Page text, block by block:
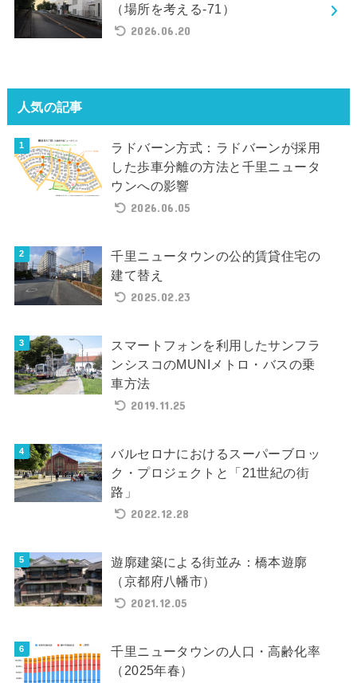
（場所を考える-71）
2026.06.20
人気の記事
ラドバーン方式：ラドバーンが採用
した歩車分離の方法と千里ニュータ
ウンへの影響
2026.06.05
千里ニュータウンの公的賃貸住宅の
建て替え
2025.02.23
スマートフォンを利用したサンフラ
ンシスコのMUNIメトロ・バスの乗
車方法
2019.11.25
バルセロナにおけるスーパーブロッ
ク・プロジェクトと「21世紀の街
路」
2022.12.28
遊廓建築による街並み：橋本遊廓
（京都府八幡市）
2021.12.05
千里ニュータウンの人口・高齢化率
（2025年春）